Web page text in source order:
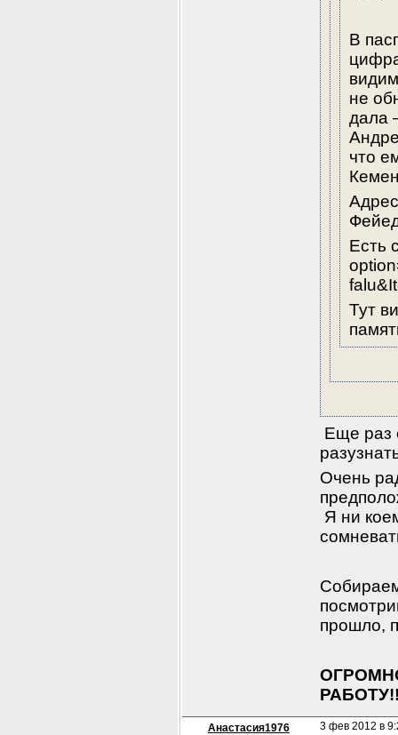
В
не
дала
что
Есть
Тут
Еще раз
Очень
Я ни
прошло,
Анастасия1976 3 фев 2012 в